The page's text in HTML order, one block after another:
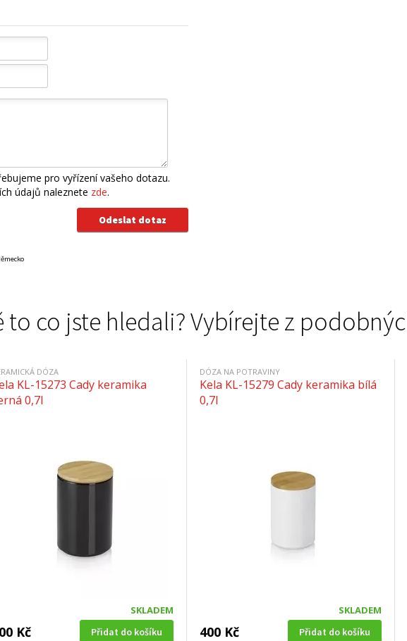
pro vyřízení vašeho dotazu.
údajů naleznete zde.
to co jste hledali? Vybírejte z
DÓZA
KL-15273 Cady keramika
0,7l
SKLADEM
Kč Přidat do košíku
DÓZA NA POTRAVINY
Kela KL-15279 Cady keramika bílá
0,7l
SKLADEM
400 Kč Přidat do košíku